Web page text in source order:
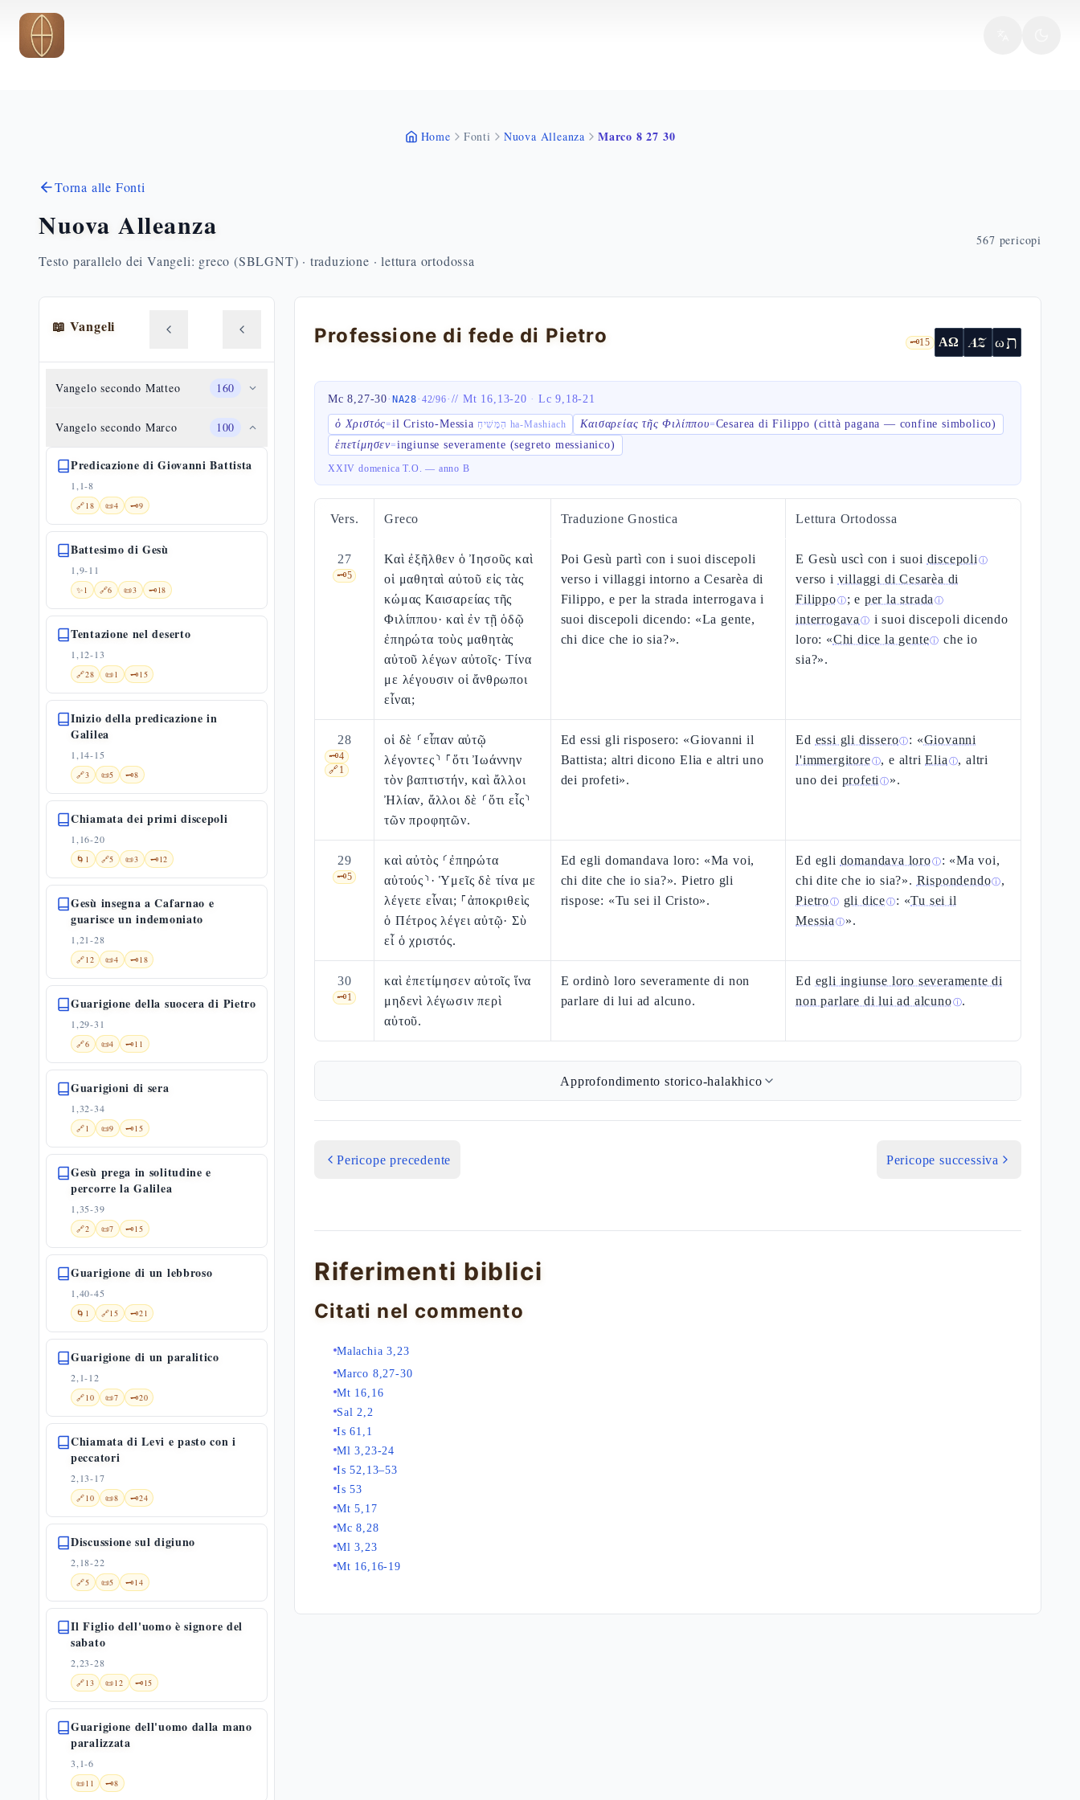
Vai al contenuto principale
Home Fonti Nuova Alleanza Marco 8 27 30
Torna alle Fonti
Nuova Alleanza
Testo parallelo dei Vangeli: greco (SBLGNT) · traduzione · lettura ortodossa
567 pericopi
📖 Vangeli
Vangelo secondo Matteo 160
Vangelo secondo Marco 100
Predicazione di Giovanni Battista
1,1-8
🔗18 📜4 🗝️9
Battesimo di Gesù
1,9-11
✨1 🔗6 📜3 🗝️18
Tentazione nel deserto
1,12-13
🔗28 📜1 🗝️15
Inizio della predicazione in
Galilea
1,14-15
🔗3 📜5 🗝️8
Chiamata dei primi discepoli
1,16-20
🌀 1 🔗5 📜3 🗝️12
Gesù insegna a Cafarnao e
guarisce un indemoniato
1,21-28
🔗12 📜4 🗝️18
Guarigione della suocera di Pietro
1,29-31
🔗6 📜4 🗝️11
Guarigioni di sera
1,32-34
🔗1 📜9 🗝️15
Gesù prega in solitudine e
percorre la Galilea
1,35-39
🔗2 📜7 🗝️15
Guarigione di un lebbroso
1,40-45
🌀 1 🔗15 🗝️21
Guarigione di un paralitico
2,1-12
🔗10 📜7 🗝️20
Chiamata di Levi e pasto con i
peccatori
2,13-17
🔗10 📜8 🗝️24
Discussione sul digiuno
2,18-22
🔗5 📜5 🗝️14
Il Figlio dell'uomo è signore del
sabato
2,23-28
🔗13 📜12 🗝️15
Guarigione dell'uomo dalla mano
paralizzata
3,1-6
📜11 🗝️8
Professione di fede di Pietro 🗝️15 ΑΩ AZ ωת
Mc 8,27-30· NA28· 42/96· //Mt 16,13-20 · Lc 9,18-21
ὁ Χριστός=il Cristo-Messia הַמָּשִׁיחַ ha-Mashiach Καισαρείας τῆς Φιλίππου=Cesarea di Filippo (città pagana — confine simbolico)
ἐπετίμησεν=ingiunse severamente (segreto messianico)
XXIV domenica T.O. — anno B
Vers. Greco Traduzione Gnostica Lettura Ortodossa
27
🗝️5
Καὶ ἐξῆλθεν ὁ Ἰησοῦς καὶ
οἱ μαθηταὶ αὐτοῦ εἰς τὰς
κώμας Καισαρείας τῆς
Φιλίππου· καὶ ἐν τῇ ὁδῷ
ἐπηρώτα τοὺς μαθητὰς
αὐτοῦ λέγων αὐτοῖς· Τίνα
με λέγουσιν οἱ ἄνθρωποι
εἶναι;
Poi Gesù partì con i suoi discepoli
verso i villaggi intorno a Cesarèa di
Filippo, e per la strada interrogava i
suoi discepoli dicendo: «La gente,
chi dice che io sia?».
E Gesù uscì con i suoi discepoli ⓘ
verso i villaggi di Cesarèa di
Filippoⓘ; e per la strada ⓘ
interrogava ⓘ i suoi discepoli dicendo
loro: «Chi dice la genteⓘ che io
sia?».
28
🗝️4
🔗1
οἱ δὲ ⸂εἶπαν αὐτῷ
λέγοντες⸃ ⸀ὅτι Ἰωάννην
τὸν βαπτιστήν, καὶ ἄλλοι
Ἠλίαν, ἄλλοι δὲ ⸂ὅτι εἷς⸃
τῶν προφητῶν.
Ed essi gli risposero: «Giovanni il
Battista; altri dicono Elia e altri uno
dei profeti».
Ed essi gli disseroⓘ: «Giovanni
l'immergitoreⓘ, e altriElia ⓘ, altri
uno dei profeti ⓘ».
29
🗝️5
καὶ αὐτὸς ⸂ἐπηρώτα
αὐτούς⸃· Ὑμεῖς δὲ τίνα με
λέγετε εἶναι; ⸀ἀποκριθεὶς
ὁ Πέτρος λέγει αὐτῷ· Σὺ
εἶ ὁ χριστός.
Ed egli domandava loro: «Ma voi,
chi dite che io sia?». Pietro gli
rispose: «Tu sei il Cristo».
Ed egli domandava loroⓘ: «Ma voi,
chi dite che io sia?». Rispondendoⓘ,
Pietroⓘ gli diceⓘ: «Tu sei il
Messia ⓘ».
30
🗝️1
καὶ ἐπετίμησεν αὐτοῖς ἵνα
μηδενὶ λέγωσιν περὶ
αὐτοῦ.
E ordinò loro severamente di non
parlare di lui ad alcuno.
Ed egli ingiunse loro severamente di
non parlare di lui ad alcunoⓘ.
Approfondimento storico-halakhico
Pericope precedente Pericope successiva
Riferimenti biblici
Citati nel commento
Malachia 3,23
Marco 8,27-30
Mt 16,16
Sal 2,2
Is 61,1
Ml 3,23-24
Is 52,13–53
Is 53
Mt 5,17
Mc 8,28
Ml 3,23
Mt 16,16-19